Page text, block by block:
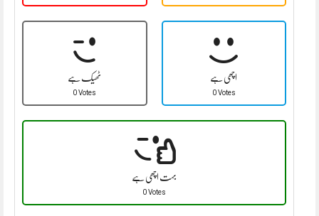
ٹھیک ہے
0 Votes
اچھی ہے
0 Votes
بہت اچھی ہے
0 Votes